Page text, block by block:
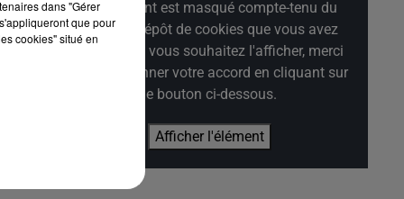
Cet élément est masqué compte-tenu du
refus du dépôt de cookies que vous avez
exprimé. Si vous souhaitez l'afficher, merci
de nous donner votre accord en cliquant sur
le bouton ci-dessous.
Afficher l'élément
dans "Gérer
que pour
cookies" situé en